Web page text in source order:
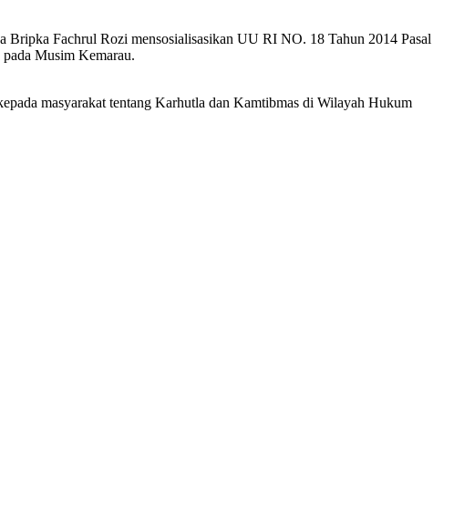
Fachrul Rozi mensosialisasikan UU RI NO. 18 Tahun 2014 Pasal
pada Musim Kemarau.
masyarakat tentang Karhutla dan Kamtibmas di Wilayah Hukum